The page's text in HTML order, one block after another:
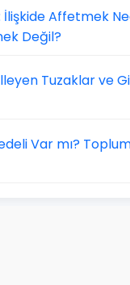
Affetmek
Değil?
Tuzaklar ve
Var mı?